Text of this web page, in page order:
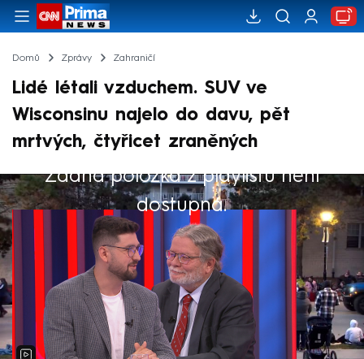
Domů Zprávy Zahraničí
Lidé létali vzduchem. SUV ve
Wisconsinu najelo do davu, pět
mrtvých, čtyřicet zraněných
Žádná položka z playlistu není
dostupná.
Výběr redakce